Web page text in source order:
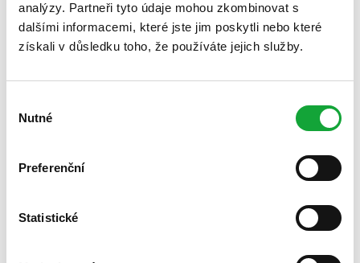
analýzy. Partneři tyto údaje mohou zkombinovat s
dalšími informacemi, které jste jim poskytli nebo které
získali v důsledku toho, že používáte jejich služby.
souhlasu
Nutné
Preferenční
Statistické